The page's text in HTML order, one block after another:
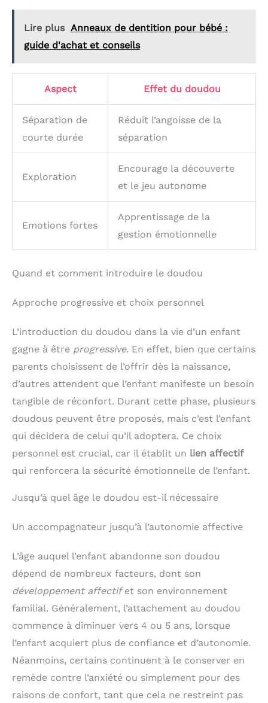
Lire plus Anneaux de dentition pour bébé :
guide d'achat et conseils
Aspect Effet du doudou
Séparation de
courte durée
Réduit l’angoisse de la
séparation
Exploration
Encourage la découverte
et le jeu autonome
Emotions fortes
Apprentissage de la
gestion émotionnelle
Quand et comment introduire le doudou
Approche progressive et choix personnel
L’introduction du doudou dans la vie d’un enfant
gagne à être progressive. En effet, bien que certains
parents choisissent de l’offrir dès la naissance,
d’autres attendent que l’enfant manifeste un besoin
tangible de réconfort. Durant cette phase, plusieurs
doudous peuvent être proposés, mais c’est l’enfant
qui décidera de celui qu’il adoptera. Ce choix
personnel est crucial, car il établit un lien affectif
qui renforcera la sécurité émotionnelle de l’enfant.
Jusqu’à quel âge le doudou est-il nécessaire
Un accompagnateur jusqu’à l’autonomie affective
L’âge auquel l’enfant abandonne son doudou
dépend de nombreux facteurs, dont son
développement affectifet son environnement
familial. Généralement, l’attachement au doudou
commence à diminuer vers 4 ou 5 ans, lorsque
l’enfant acquiert plus de confiance et d’autonomie.
Néanmoins, certains continuent à le conserver en
remède contre l’anxiété ou simplement pour des
raisons de confort, tant que cela ne restreint pas